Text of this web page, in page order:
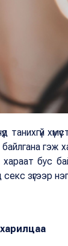
танихгүй
гэж
хараат бус
зүгээр